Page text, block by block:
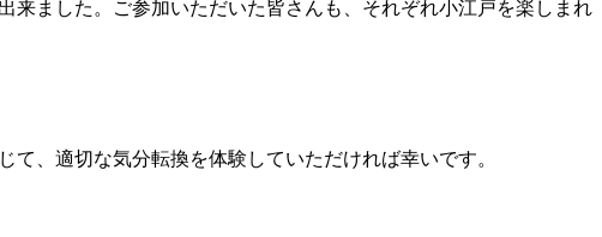
来ました。ご参加いただいた皆さんも、それぞれ小江戸を楽しまれ
、適切な気分転換を体験していただければ幸いです。